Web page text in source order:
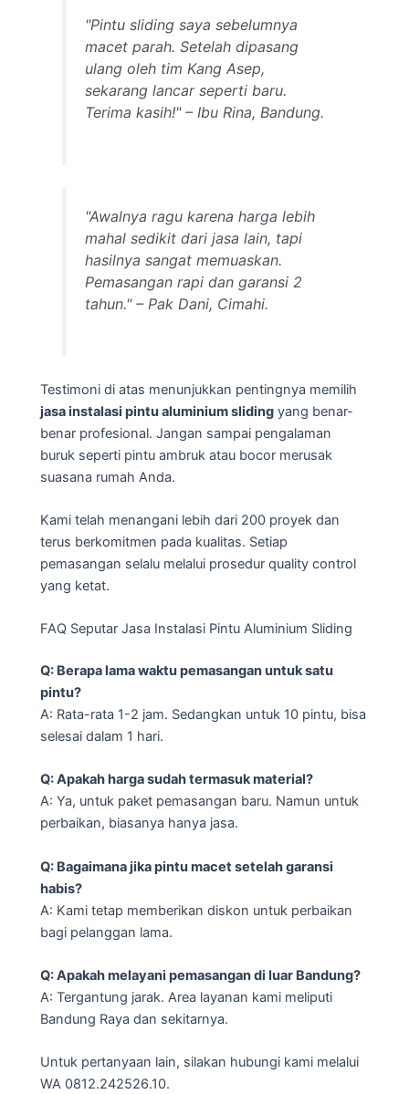
"Pintu sliding saya sebelumnya
macet parah. Setelah dipasang
ulang oleh tim Kang Asep,
sekarang lancar seperti baru.
Terima kasih!" – Ibu Rina, Bandung.
"Awalnya ragu karena harga lebih
mahal sedikit dari jasa lain, tapi
hasilnya sangat memuaskan.
Pemasangan rapi dan garansi 2
tahun." – Pak Dani, Cimahi.
Testimoni di atas menunjukkan pentingnya memilih
jasa instalasi pintu aluminium sliding yang benar-
benar profesional. Jangan sampai pengalaman
buruk seperti pintu ambruk atau bocor merusak
suasana rumah Anda.
Kami telah menangani lebih dari 200 proyek dan
terus berkomitmen pada kualitas. Setiap
pemasangan selalu melalui prosedur quality control
yang ketat.
FAQ Seputar Jasa Instalasi Pintu Aluminium Sliding
Q: Berapa lama waktu pemasangan untuk satu
pintu?
A: Rata-rata 1-2 jam. Sedangkan untuk 10 pintu, bisa
selesai dalam 1 hari.
Q: Apakah harga sudah termasuk material?
A: Ya, untuk paket pemasangan baru. Namun untuk
perbaikan, biasanya hanya jasa.
Q: Bagaimana jika pintu macet setelah garansi
habis?
A: Kami tetap memberikan diskon untuk perbaikan
bagi pelanggan lama.
Q: Apakah melayani pemasangan di luar Bandung?
A: Tergantung jarak. Area layanan kami meliputi
Bandung Raya dan sekitarnya.
Untuk pertanyaan lain, silakan hubungi kami melalui
WA 0812.242526.10.